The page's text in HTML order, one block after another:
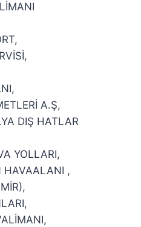
A.Ş,
DIŞ HATLAR
YOLLARI,
HAVAALANI ,